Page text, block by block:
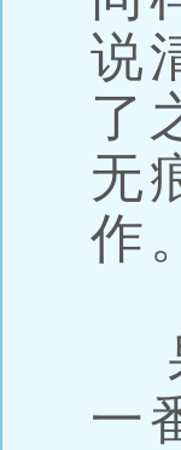
说
了
无
作。
一